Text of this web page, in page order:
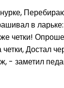
в
четки!
Достал
- заметил